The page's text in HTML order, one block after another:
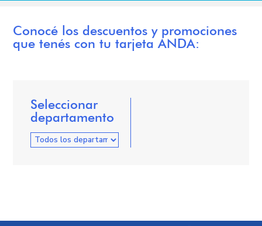
Conocé los descuentos y promociones
que tenés con tu tarjeta ANDA:
Seleccionar
departamento